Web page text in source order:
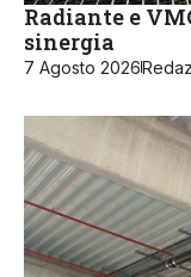
Radiante e
sinergia
7 Agosto 2026